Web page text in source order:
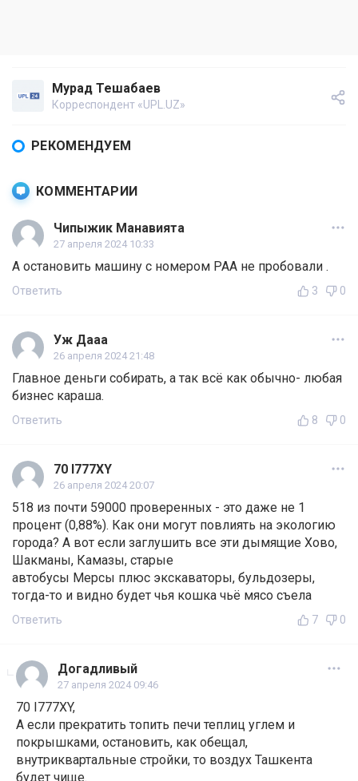
Мурад Тешабаев
Корреспондент «UPL.UZ»
РЕКОМЕНДУЕМ
КОММЕНТАРИИ
Чипыжик Манавията
27 апреля 2024 10:33
А остановить машину с номером РАА не пробовали .
Ответить 3 0
Уж Дааа
26 апреля 2024 21:48
Главное деньги собирать, а так всё как обычно- любая
бизнес караша.
Ответить 8 0
70 I777XY
26 апреля 2024 20:07
518 из почти 59000 проверенных - это даже не 1
процент (0,88%). Как они могут повлиять на экологию
города? А вот если заглушить все эти дымящие Хово,
Шакманы, Камазы, старые
автобусы Мерсы плюс экскаваторы, бульдозеры,
тогда-то и видно будет чья кошка чьё мясо съела
Ответить 7 0
Догадливый
27 апреля 2024 09:46
70 I777XY,
А если прекратить топить печи теплиц углем и
покрышками, остановить, как обещал,
внутриквартальные стройки, то воздух Ташкента
будет чище.